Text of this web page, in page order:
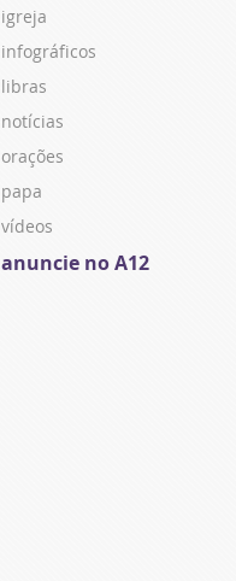
igreja
infográficos
libras
notícias
orações
papa
vídeos
anuncie no A12